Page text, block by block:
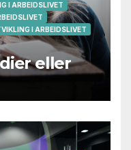
I ARBEIDSLIVET
I ARBEIDSLIVET
eller